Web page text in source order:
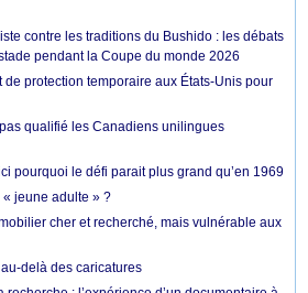
contre les traditions du Bushido : les débats
pendant la Coupe du monde 2026
de protection temporaire aux États-Unis pour
qualifié les Canadiens unilingues
pourquoi le défi parait plus grand qu’en 1969
« jeune adulte » ?
cher et recherché, mais vulnérable aux
delà des caricatures